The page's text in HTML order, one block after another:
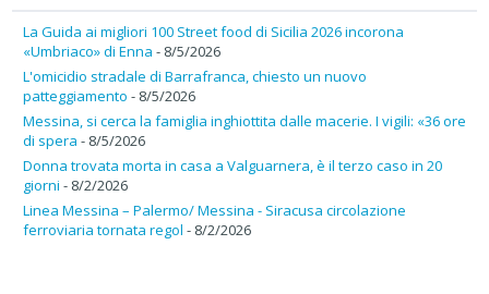
La Guida ai migliori 100 Street food di Sicilia 2026 incorona
«Umbriaco» di Enna - 8/5/2026
L'omicidio stradale di Barrafranca, chiesto un nuovo
patteggiamento - 8/5/2026
Messina, si cerca la famiglia inghiottita dalle macerie. I vigili: «36 ore
di spera - 8/5/2026
Donna trovata morta in casa a Valguarnera, è il terzo caso in 20
giorni - 8/2/2026
Linea Messina – Palermo/ Messina - Siracusa circolazione
ferroviaria tornata regol - 8/2/2026